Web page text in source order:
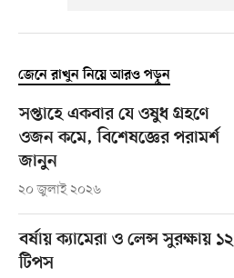
জেনে রাখুন নিয়ে আরও পড়ুন
সপ্তাহে একবার যে ওষুধ গ্রহণে
ওজন কমে, বিশেষজ্ঞের পরামর্শ
জানুন
২০ জুলাই ২০২৬
বর্ষায় ক্যামেরা ও লেন্স সুরক্ষায় ১২
টিপস